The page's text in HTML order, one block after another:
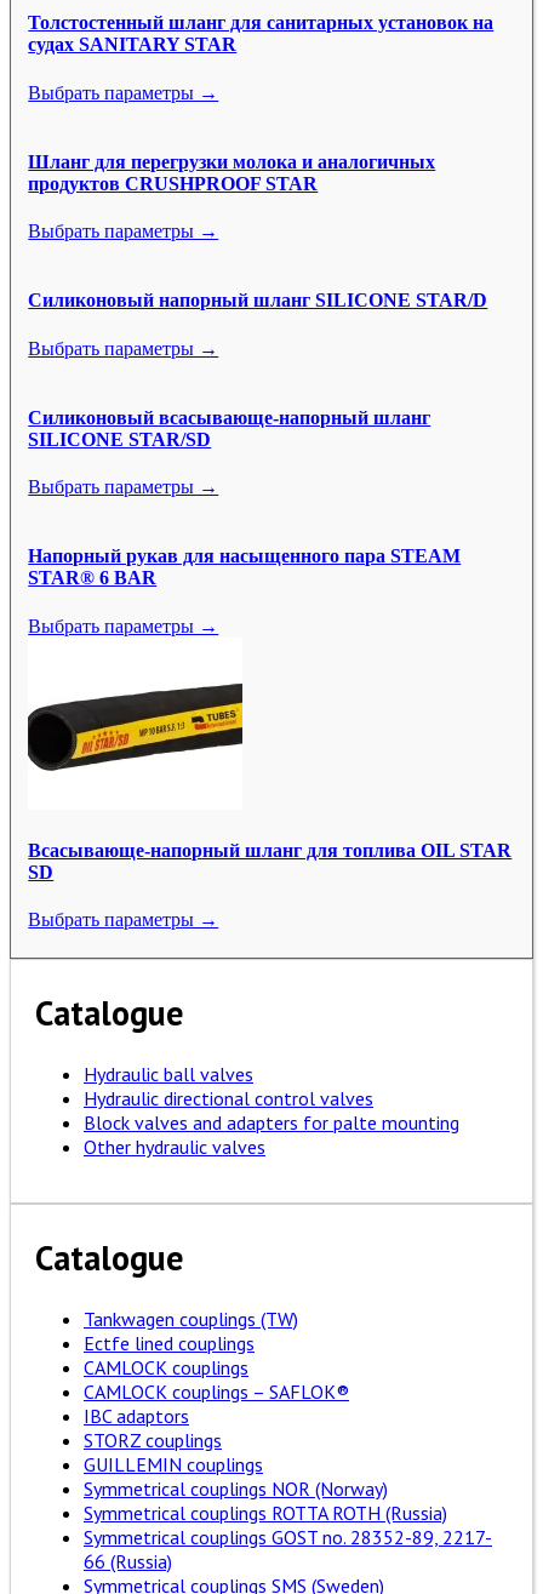
Толстостенный шланг для санитарных установок на
судах SANITARY STAR
Выбрать параметры →
Шланг для перегрузки молока и аналогичных
продуктов CRUSHPROOF STAR
Выбрать параметры →
Силиконовый напорный шланг SILICONE STAR/D
Выбрать параметры →
Силиконовый всасывающе-напорный шланг
SILICONE STAR/SD
Выбрать параметры →
Напорный рукав для насыщенного пара STEAM
STAR® 6 BAR
Выбрать параметры →
Всасывающе-напорный шланг для топлива OIL STAR
SD
Выбрать параметры →
Catalogue
Hydraulic ball valves
Hydraulic directional control valves
Block valves and adapters for palte mounting
Other hydraulic valves
Catalogue
Tankwagen couplings (TW)
Ectfe lined couplings
CAMLOCK couplings
CAMLOCK couplings – SAFLOK®
IBC adaptors
STORZ couplings
GUILLEMIN couplings
Symmetrical couplings NOR (Norway)
Symmetrical couplings ROTTA ROTH (Russia)
Symmetrical couplings GOST no. 28352-89, 2217-
66 (Russia)
Symmetrical couplings SMS (Sweden)